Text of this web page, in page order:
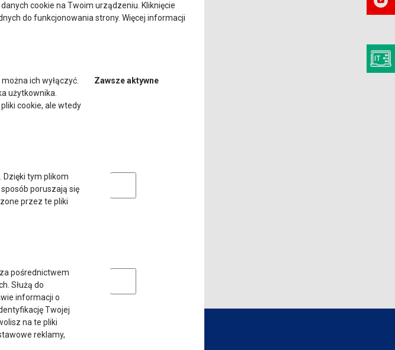
wiedzy ekonomicznej."
ekonomicznej."
merytoryczno-
"Biznes i
cookie na Twoim urządzeniu. Kliknięcie
do funkcjonowania strony. Więcej informacji
ich wyłączyć.
użytkownika.
cookie, ale wtedy
Zawsze aktywne
Dzięki tym plikom
poruszają się
przez te pliki
Analityczne pliki cookie
pośrednictwem
Służą do
informacji o
Twojej
na te pliki
reklamy,
Marketingowe pliki cookies